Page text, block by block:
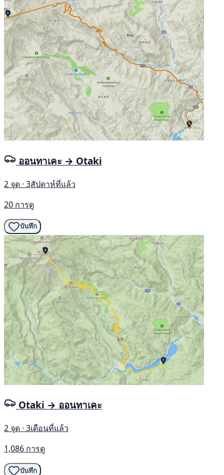
ออนทาเคะ → Otaki
2 จุด · 3สัปดาห์ที่แล้ว
20 การดู
บันทึก
Otaki → ออนทาเคะ
2 จุด · 3เดือนที่แล้ว
1,086 การดู
บันทึก